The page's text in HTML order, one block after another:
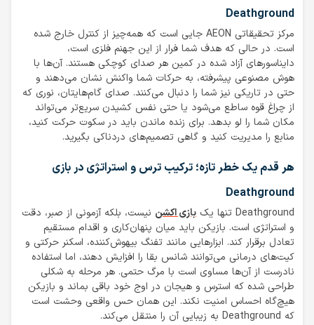
Deathground
مرکز تحقیقاتی AEON جایی است که همه‌چیز از کنترل خارج شده
است. در حالی که هدف شما فرار از این جهنم فلزی است،
دایناسورهای آزاد شده در کمین هر صدای کوچکی هستند. آن‌ها با
هوش مصنوعی پیشرفته، به حرکات شما واکنش نشان می‌دهند و
حتی در تاریکی نیز شما را دنبال می‌کنند. صدای گام‌هایتان، نوری که
از چراغ قوه ساطع می‌شود یا حتی نفس کشیدن سریع‌تر می‌تواند
مکان شما را لو بدهد. برای زنده ماندن باید در سکوت حرکت کنید،
منابع را مدیریت کنید و گاهی تصمیم‌های دردناکی بگیرید.
هر قدم یک خطر تازه؛ ترکیب ترس و استراتژی در بازی
Deathground
Deathground تنها یک بازی اکشن نیست، بلکه آزمونی از صبر، دقت
و استراتژی است. بازیکن باید میان پنهان‌کاری و اقدام مستقیم
تعادل برقرار کند. ابزارهایی مانند تفنگ بیهوش‌کننده، اسکنر حرکتی و
کیت‌های درمانی می‌توانند شانس بقا را افزایش دهند، اما استفاده
نادرست از آن‌ها مساوی است با مرگ حتمی. هر مرحله به شکلی
طراحی شده که استرس و هیجان در اوج خود باقی بماند و بازیکن
هیچ‌گاه احساس امنیت نکند. این همان حس واقعی وحشت است
که Deathground به زیبایی آن را منتقل می‌کند.